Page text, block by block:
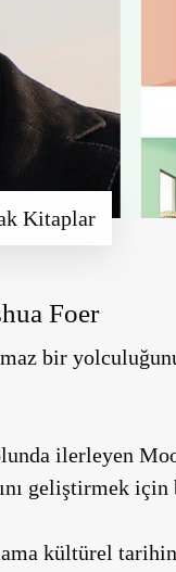
Kitaplar
Foer
bir
ilerleyen
geliştirmek için
kültürel